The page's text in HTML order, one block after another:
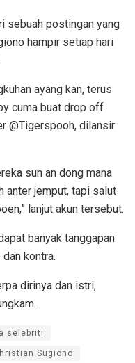
sebuah postingan yang
hampir setiap hari
ayang kan, terus
cuma buat drop off
@Tigerspooh, dilansir
sun an dong mana
anter jemput, tapi salut
lanjut akun tersebut.
banyak tanggapan
kontra.
dirinya dan istri,
selebriti
Sugiono